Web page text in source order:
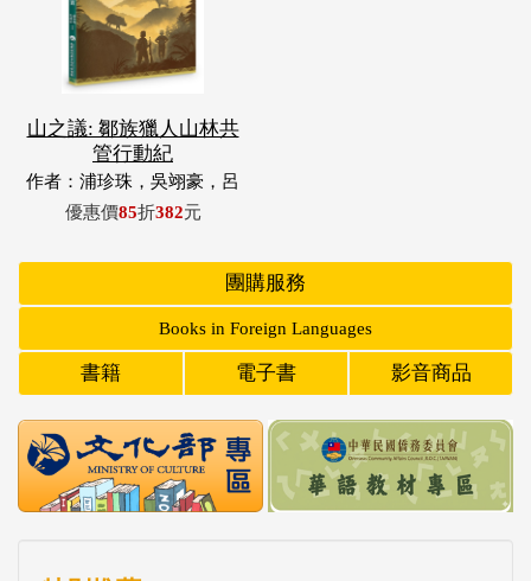
山之議: 鄒族獵人山林共
管行動紀
作者：浦珍珠，吳翊豪，呂
翊齊，張惠東，許玉青，王
優惠價85折382元
團購服務
Books in Foreign Languages
書籍 電子書 影音商品